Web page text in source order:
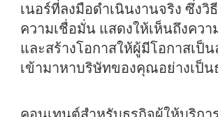
เนอร์ที่ลงมือดำเนินงานจริง ซึ่งวิ
ความเชื่อมั่น แสดงให้เห็นถึงควา
และสร้างโอกาสให้ผู้มีโอกาสเป็
เข้ามาหาบริษัทของคุณอย่างเป็น